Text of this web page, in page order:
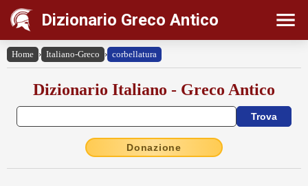
Dizionario Greco Antico
Home › Italiano-Greco › corbellatura
Dizionario Italiano - Greco Antico
Donazione